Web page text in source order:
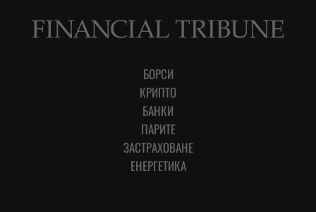
БОРСИ
КРИПТО
БАНКИ
ПАРИТЕ
ЗАСТРАХОВАНЕ
ЕНЕРГЕТИКА